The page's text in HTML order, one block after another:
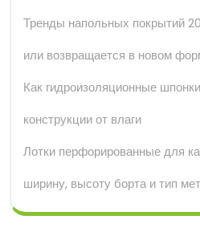
Тренды напольных покрытий
или возвращается в новом
Как гидроизоляционные
конструкции от влаги
Лотки перфорированные для
ширину, высоту борта и тип